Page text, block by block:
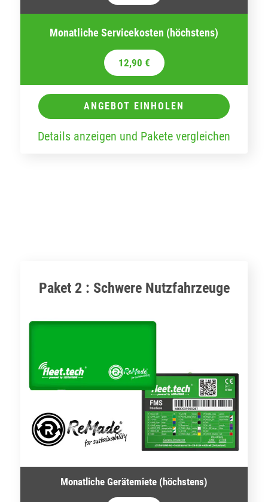
Monatliche Servicekosten (höchstens)
12,90 €
ANGEBOT EINHOLEN
Details anzeigen und Pakete vergleichen
Paket 2 : Schwere Nutzfahrzeuge
Monatliche Gerätemiete (höchstens)